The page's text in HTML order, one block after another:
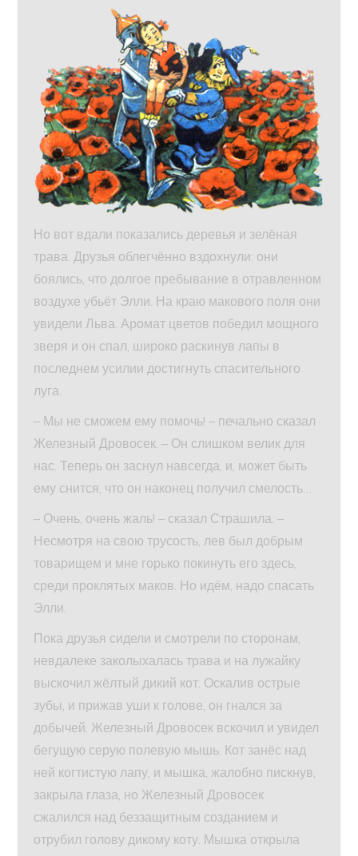
Но вот вдали показались деревья и зелёная
трава. Друзья облегчённо вздохнули: они
боялись, что долгое пребывание в отравленном
воздухе убьёт Элли. На краю макового поля они
увидели Льва. Аромат цветов победил мощного
зверя и он спал, широко раскинув лапы в
последнем усилии достигнуть спасительного
луга.
– Мы не сможем ему помочь! – печально сказал
Железный Дровосек. – Он слишком велик для
нас. Теперь он заснул навсегда, и, может быть
ему снится, что он наконец получил смелость…
– Очень, очень жаль! – сказал Страшила. –
Несмотря на свою трусость, лев был добрым
товарищем и мне горько покинуть его здесь,
среди проклятых маков. Но идём, надо спасать
Элли.
Пока друзья сидели и смотрели по сторонам,
невдалеке заколыхалась трава и на лужайку
выскочил жёлтый дикий кот. Оскалив острые
зубы, и прижав уши к голове, он гнался за
добычей. Железный Дровосек вскочил и увидел
бегущую серую полевую мышь. Кот занёс над
ней когтистую лапу, и мышка, жалобно пискнув,
закрыла глаза, но Железный Дровосек
сжалился над беззащитным созданием и
отрубил голову дикому коту. Мышка открыла